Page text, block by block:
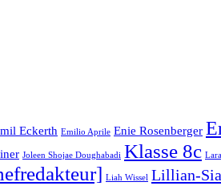
Eckerth Emilio Aprile Enie Rosenberger
Joleen Shojae Doughabadi Klasse 8c
Liah Wissel Lillian-